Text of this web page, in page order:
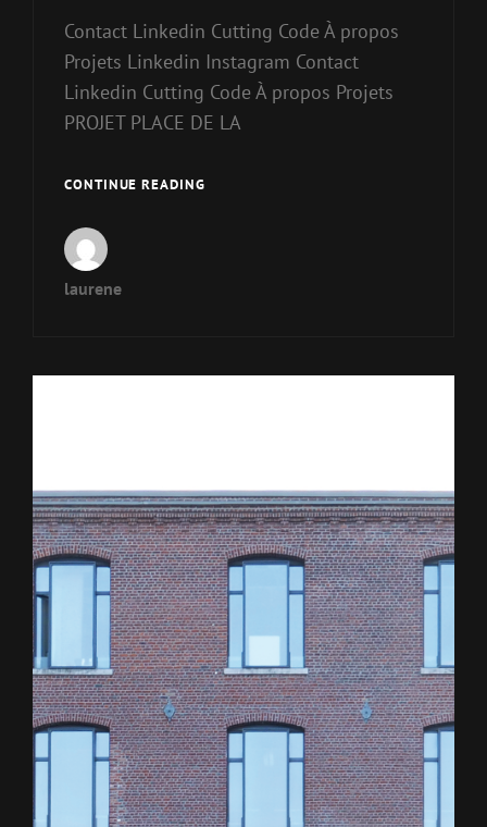
Contact Linkedin Cutting Code À propos
Projets Linkedin Instagram Contact
Linkedin Cutting Code À propos Projets
PROJET PLACE DE LA
CONTINUE READING
laurene